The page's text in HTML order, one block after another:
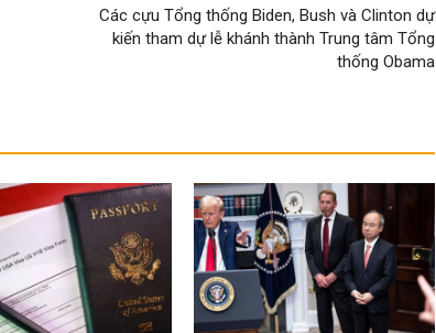
Các cựu Tổng thống Biden, Bush và Clinton dự
kiến tham dự lễ khánh thành Trung tâm Tổng
thống Obama